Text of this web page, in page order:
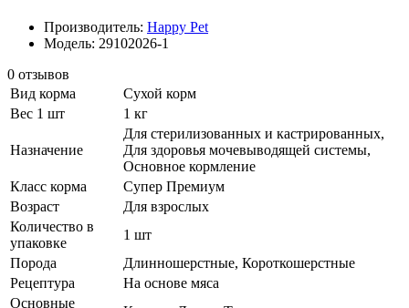
Производитель: Happy Pet
Модель: 29102026-1
0 отзывов
Вид корма
Сухой корм
Вес 1 шт
1 кг
Назначение
Для стерилизованных и кастрированных,
Для здоровья мочевыводящей системы,
Основное кормление
Класс корма
Супер Премиум
Возраст
Для взрослых
Количество в
упаковке
1 шт
Порода
Длинношерстные, Короткошерстные
Рецептура
На основе мяса
Основные